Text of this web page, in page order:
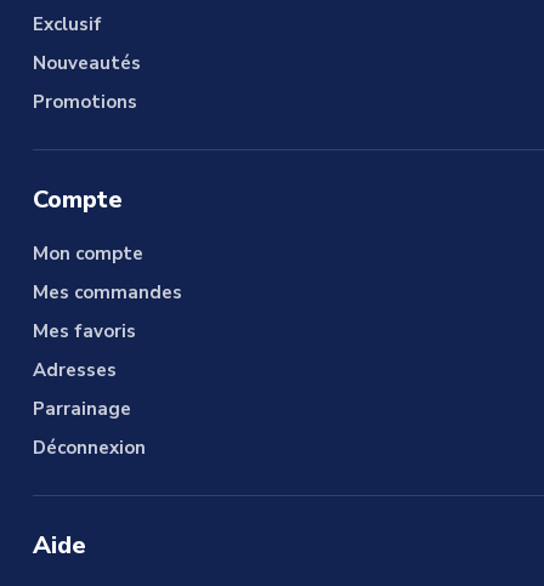
Exclusif
Nouveautés
Promotions
Compte
Mon compte
Mes commandes
Mes favoris
Adresses
Parrainage
Déconnexion
Aide